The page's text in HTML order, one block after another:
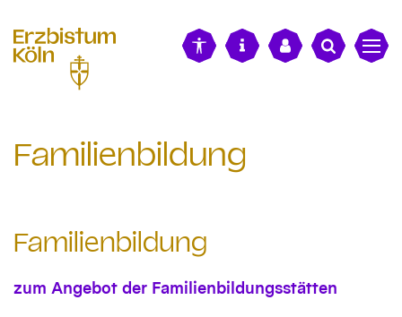
Familienbildung
Familienbildung
zum Angebot der Familienbildungsstätten